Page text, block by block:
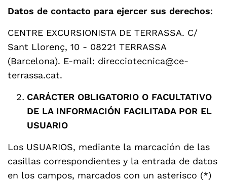
Datos de contacto para ejercer sus derechos:
CENTRE EXCURSIONISTA DE TERRASSA. C/
Sant Llorenç, 10 - 08221 TERRASSA
(Barcelona). E-mail: direcciotecnica@ce-
terrassa.cat.
CARÁCTER OBLIGATORIO O FACULTATIVO
DE LA INFORMACIÓN FACILITADA POR EL
USUARIO
Los USUARIOS, mediante la marcación de las
casillas correspondientes y la entrada de datos
en los campos, marcados con un asterisco (*)